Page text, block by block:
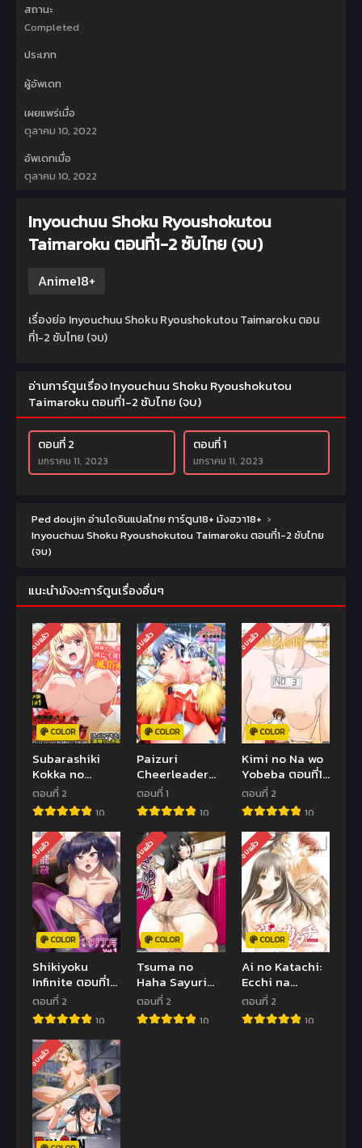
สถานะ
Completed
ประเภท
ผู้อัพเดท
เผยแพร่เมื่อ
ตุลาคม 10, 2022
อัพเดทเมื่อ
ตุลาคม 10, 2022
Inyouchuu Shoku Ryoushokutou
Taimaroku ตอนที่1-2 ซับไทย (จบ)
Anime18+
เรื่องย่อ Inyouchuu Shoku Ryoushokutou Taimaroku ตอน
ที่1-2 ซับไทย (จบ)
อ่านการ์ตูนเรื่อง Inyouchuu Shoku Ryoushokutou
Taimaroku ตอนที่1-2 ซับไทย (จบ)
ตอนที่ 2
มกราคม 11, 2023
ตอนที่ 1
มกราคม 11, 2023
Ped doujin อ่านโดจินแปลไทย การ์ตูน18+ มังฮวา18+ ›
Inyouchuu Shoku Ryoushokutou Taimaroku ตอนที่1-2 ซับไทย
(จบ)
แนะนำมังงะการ์ตูนเรื่องอื่นๆ
จบแล้ว
COLOR
Subarashiki
Kokka no
Kizukikata ตอน
ที่1-2 ซับไทย
ตอนที่ 2
10
จบแล้ว
COLOR
Paizuri
Cheerleader
vs. Sakunyuu
Ouendan! ตอน
ที่1 ซับไทย (จบ)
ตอนที่ 1
10
จบแล้ว
COLOR
Kimi no Na wo
Yobeba ตอนที่1-
2 ซับไทย (จบ)
ตอนที่ 2
10
จบแล้ว
COLOR
Shikiyoku
Infinite ตอนที่1-
2 ซับไทย
ตอนที่ 2
10
จบแล้ว
COLOR
Tsuma no
Haha Sayuri
ตอนที่ 1-2 ซับ
ไทย (จบ)
ตอนที่ 2
10
จบแล้ว
COLOR
Ai no Katachi:
Ecchi na
Onnanoko wa
Kirai… Desu ka?
ตอนที่1-2 ซับไทย
ตอนที่ 2
10
จบแล้ว